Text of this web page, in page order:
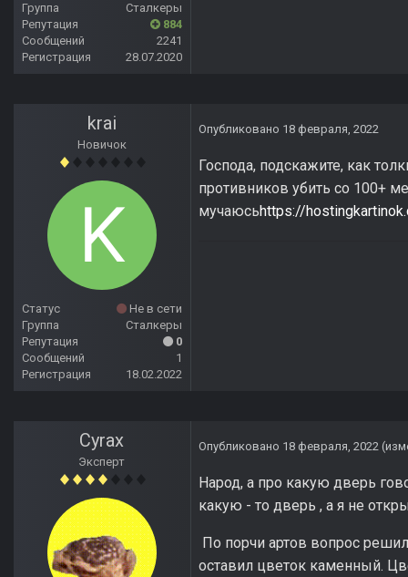
Группа
Сталкеры
Репутация
884
Сообщений
2241
Регистрация
28.07.2020
krai
Новичок
Статус
Не в сети
Группа
Сталкеры
Репутация
0
Сообщений
1
Регистрация
18.02.2022
Опубликовано 18 февраля, 2022
Господа, подскажите, как
противников убить со 100+
мучаюсьhttps://
Cyrax
Эксперт
Опубликовано 18 февраля, 2022
Народ, а про какую дверь
какую - то дверь , а я не
По порчи артов вопрос
оставил цветок каменный.